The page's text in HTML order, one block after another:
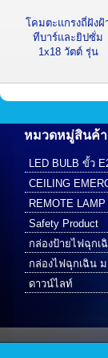
โคมตะแกรงถี่ฝังฝ้
ทีบาร์และยิปซั่ม
1x18 วัตต์ รุ่น
หมวดหมู่สินค้า
LED BULB ขั้ว
CEILING
REMOTE
Safety Product
กล่องป้ายไฟฉุกเ
กล่องไฟฉุกเฉิน
ดาวน์ไลท์